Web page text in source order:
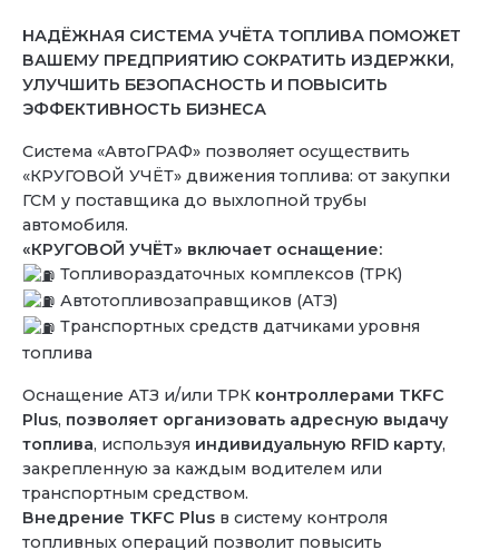
НАДЁЖНАЯ СИСТЕМА УЧЁТА ТОПЛИВА ПОМОЖЕТ
ВАШЕМУ ПРЕДПРИЯТИЮ СОКРАТИТЬ ИЗДЕРЖКИ,
УЛУЧШИТЬ БЕЗОПАСНОСТЬ И ПОВЫСИТЬ
ЭФФЕКТИВНОСТЬ БИЗНЕСА
Система «АвтоГРАФ» позволяет осуществить
«КРУГОВОЙ УЧЁТ» движения топлива: от закупки
ГСМ у поставщика до выхлопной трубы
автомобиля.
«КРУГОВОЙ УЧЁТ» включает оснащение:
Топливораздаточных комплексов (ТРК)
Автотопливозаправщиков (АТЗ)
Транспортных средств датчиками уровня
топлива
Оснащение АТЗ и/или ТРК контроллерами TKFC
Plus, позволяет организовать адресную выдачу
топлива, используя индивидуальную RFID карту,
закрепленную за каждым водителем или
транспортным средством.
Внедрение TKFC Plus в систему контроля
топливных операций позволит повысить